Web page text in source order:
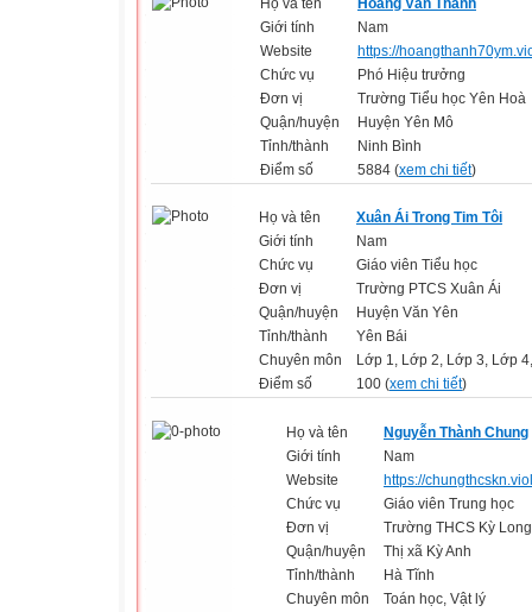
Giới tính
Nam
Website
https://
Chức vụ
Phó Hiệu trưởng
Đơn vị
Trường Tiểu học Yên Hoà
Quận/huyện
Huyện Yên Mô
Tỉnh/thành
Ninh Bình
Điểm số
5884 (xem chi tiết)
Họ và tên
Xuân Ái Trong Tim Tôi
Giới tính
Nam
Chức vụ
Giáo viên Tiểu học
Đơn vị
Trường PTCS Xuân Ái
Quận/huyện
Huyện Văn Yên
Tỉnh/thành
Yên Bái
Chuyên môn
Lớp 1, Lớp 2, Lớp 3, Lớp
Điểm số
100 (xem chi tiết)
Họ và tên
Nguyễn Thành Chung
Giới tính
Nam
Website
https://
Chức vụ
Giáo viên Trung học
Đơn vị
Trường THCS Kỳ Long
Quận/huyện
Thị xã Kỳ Anh
Tỉnh/thành
Hà Tĩnh
Chuyên môn
Toán học, Vật lý